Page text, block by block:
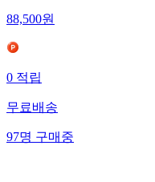
88,500원
0적립
무료배송
97명구매중